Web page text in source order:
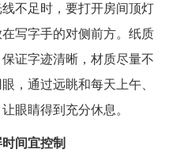
不足时，要打开房间顶灯
写字手的对侧前方。纸质
证字迹清晰，材质尽量不
，通过远眺和每天上午、
眼睛得到充分休息。
间宜控制